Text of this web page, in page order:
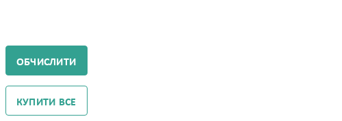
ОБЧИСЛИТИ
КУПИТИ ВСЕ